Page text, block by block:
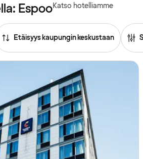
EspooKatso hotelliamme
Etäisyys kaupungin keskustaan